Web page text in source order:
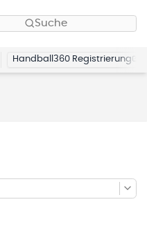
Suche
Handball360 Registrierung